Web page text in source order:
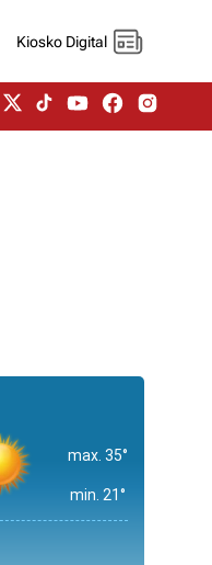
Kiosko Digital
max. 35°
min. 21°